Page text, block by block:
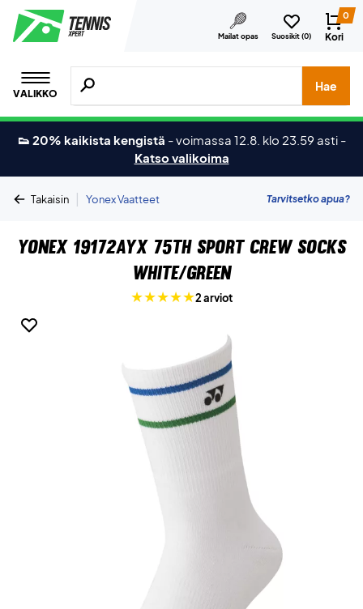
Mailat opas Suosikit (0)
0
Kori
VALIKKO
Hae tuotteita, merkkejä jne.
Hae
👟 20% kaikista kengistä -voimassa 12.8. klo 23.59 asti -
Katso valikoima
Takaisin | Yonex Vaatteet Tarvitsetko apua?
Yonex 19172AYX 75th Sport Crew Socks
White/Green
2 arviot